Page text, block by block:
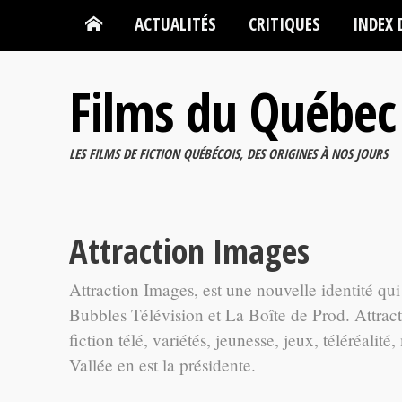
ACTUALITÉS CRITIQUES INDEX
Films du Québec
LES FILMS DE FICTION QUÉBÉCOIS, DES ORIGINES À NOS JOURS
Attraction Images
Attraction Images, est une nouvelle identité
Bubbles Télévision et La Boîte de Prod.
fiction télé, variétés, jeunesse, jeux,
Vallée en est la présidente.